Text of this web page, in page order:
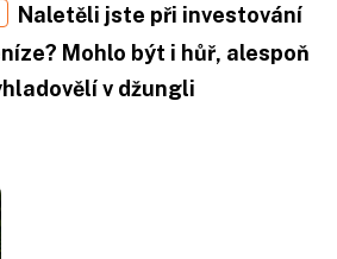
Naletěli jste při investování
Mohlo být i hůř, alespoň
v džungli